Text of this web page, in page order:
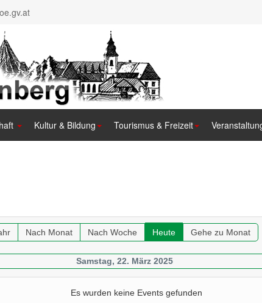
Kultur & Bildung Tourismus & Freizeit
Nach Monat Nach Woche Heute Gehe zu Monat
Samstag, 22. März 2025
Es wurden keine Events gefunden